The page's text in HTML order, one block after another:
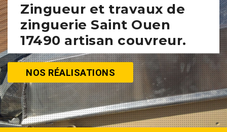
Zingueur et travaux de
zinguerie Saint Ouen
17490 artisan couvreur.
NOS RÉALISATIONS